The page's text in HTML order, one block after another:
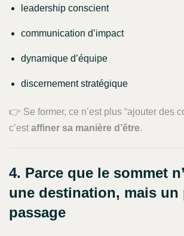
leadership conscient
communication d’impact
dynamique d’équipe
discernement stratégique
👉 Se former, ce n’est plus “ajouter des
c’est affiner sa manière d’être.
4. Parce que le sommet
une destination, mais un
passage